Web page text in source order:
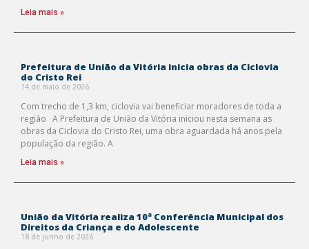
Leia mais »
Prefeitura de União da Vitória inicia obras da Ciclovia
do Cristo Rei
14 de maio de 2026
Com trecho de 1,3 km, ciclovia vai beneficiar moradores de toda a
região A Prefeitura de União da Vitória iniciou nesta semana as
obras da Ciclovia do Cristo Rei, uma obra aguardada há anos pela
população da região. A
Leia mais »
União da Vitória realiza 10ª Conferência Municipal dos
Direitos da Criança e do Adolescente
18 de junho de 2026